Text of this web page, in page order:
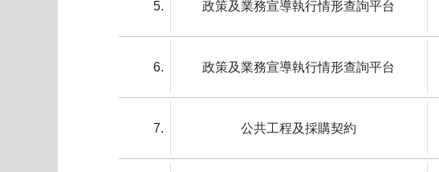
5 政策及業務宣導執行情形查詢平台
6 政策及業務宣導執行情形查詢平台
7 公共工程及採購契約